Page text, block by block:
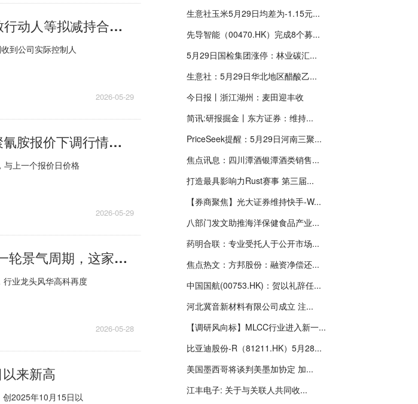
腾远钴业(301219.SZ)实控人的一致行动人等拟减持合计不超0.19%股份-今日播报
到公司实际控制人
2026-05-29
PriceSeek提醒：5月29日河南三聚氰胺报价下调行情分析
与上一个报价日价格
2026-05-29
【调研风向标】MLCC行业进入新一轮景气周期，这家公司MLCC离型膜已形成全系列产品矩阵！-时讯
行业龙头风华高科再度
2026-05-28
来新高
2025年10月15日以
生意社玉米5月29日均差为-1.15元...
先导智能（00470.HK）完成8个募...
5月29日国检集团涨停：林业碳汇...
生意社：5月29日华北地区醋酸乙...
今日报丨浙江湖州：麦田迎丰收
简讯:研报掘金丨东方证券：维持...
PriceSeek提醒：5月29日河南三聚...
焦点讯息：四川潭酒银潭酒类销售...
打造最具影响力Rust赛事 第三届...
【券商聚焦】光大证券维持快手-W...
八部门发文助推海洋保健食品产业...
药明合联：专业受托人于公开市场...
焦点热文：方邦股份：融资净偿还...
中国国航(00753.HK)：贺以礼辞任...
河北冀音新材料有限公司成立 注...
【调研风向标】MLCC行业进入新一...
比亚迪股份-R（81211.HK）5月28...
美国墨西哥将谈判美墨加协定 加...
江丰电子: 关于与关联人共同收...